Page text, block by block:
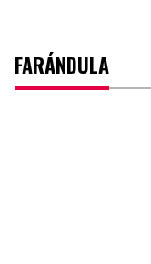
FARÁNDULA